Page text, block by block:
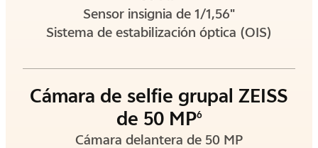
Sensor insignia de 1/1,56"
Sistema de estabilización óptica (OIS)
Cámara de selfie grupal ZEISS
de 50 MP6
Cámara delantera de 50 MP